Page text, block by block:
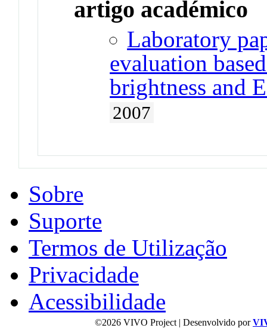
artigo académico
Laboratory
evaluation
brightness and
2007
Sobre
Suporte
Termos de Utilização
Privacidade
Acessibilidade
©2026 VIVO Project | Desenvolvido por